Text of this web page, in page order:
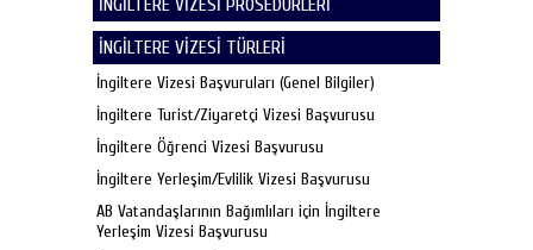
İNGİLTERE VİZESİ PROSEDÜRLERİ
İNGİLTERE VİZESİ TÜRLERİ
İngiltere Vizesi Başvuruları (Genel Bilgiler)
İngiltere Turist/Ziyaretçi Vizesi Başvurusu
İngiltere Öğrenci Vizesi Başvurusu
İngiltere Yerleşim/Evlilik Vizesi Başvurusu
AB Vatandaşlarının Bağımlıları için İngiltere
Yerleşim Vizesi Başvurusu